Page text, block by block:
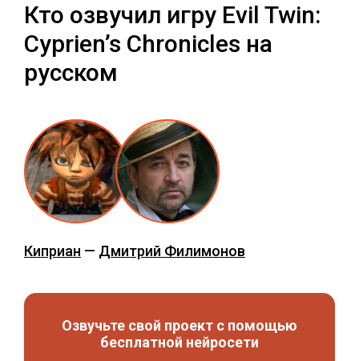
Кто озвучил игру Evil Twin:
Cyprien’s Chronicles на
русском
Киприан — Дмитрий Филимонов
Озвучьте свой проект с помощью
бесплатной нейросети